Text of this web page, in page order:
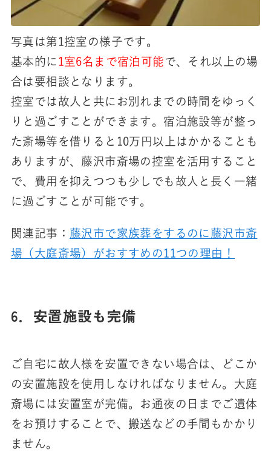
写真は第1控室の様子です。
基本的に 1室6名まで宿泊可能 で、それ以上の場
合は要相談となります。
控室では故人と共にお別れまでの時間をゆっく
りと過ごすことができます。宿泊施設等が整っ
た斎場等を借りると10万円以上はかかることも
ありますが、藤沢市斎場の控室を活用すること
で、費用を抑えつつも少しでも故人と長く一緒
に過ごすことが可能です。
関連記事： 藤沢市で家族葬をするのに藤沢市斎
場（大庭斎場）がおすすめの11つの理由！
6．安置施設も完備
ご自宅に故人様を安置できない場合は、どこか
の安置施設を使用しなければなりません。大庭
斎場には安置室が完備。お通夜の日までご遺体
をお預けすることで、搬送などの手間もかかり
ません。